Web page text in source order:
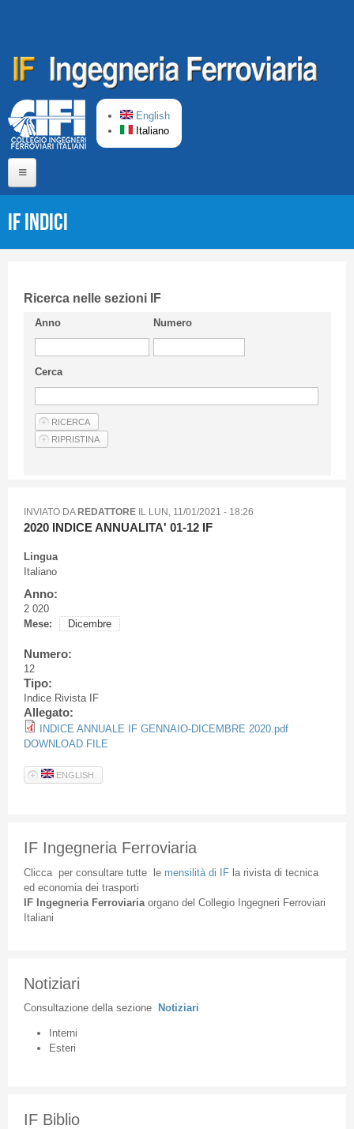
English
Italiano
CIFI in breve
Linee Guida
Privacy Policy
Articoli
IF Indici
Ricerca nelle sezioni IF
Anno Numero
Cerca
INVIATO DAREDATTOREIL LUN, 11/01/2021 - 18:26
2020 INDICE ANNUALITA' 01-12 IF
Lingua
Italiano
Anno:
2 020
Mese:
Dicembre
Numero:
12
Tipo:
Indice Rivista IF
Allegato:
INDICE ANNUALE IF GENNAIO-DICEMBRE 2020.pdf
DOWNLOAD FILE
ENGLISH
IF Ingegneria Ferroviaria
Cliccaper consultare tuttele mensilità di IFla rivista di tecnica
ed economia dei trasporti
IF Ingegneria Ferroviaria organodel Collegio Ingegneri Ferroviari
Italiani
Notiziari
Consultazione della sezione Notiziari
Interni
Esteri
IF Biblio